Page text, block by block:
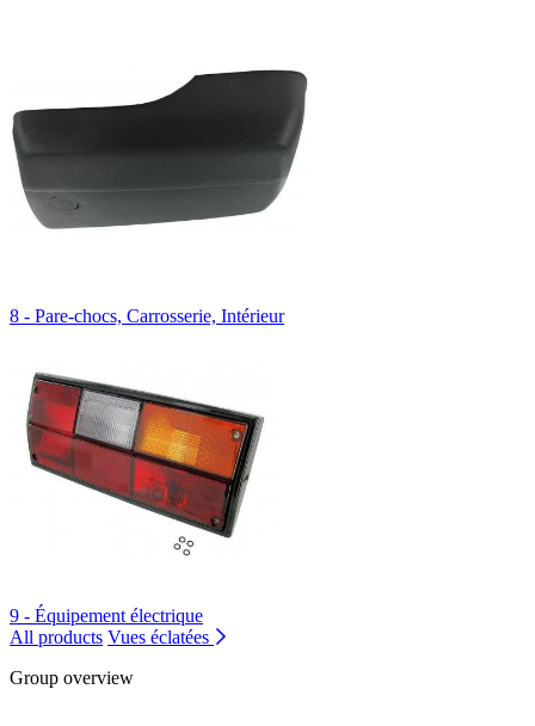
8 - Pare-chocs, Carrosserie, Intérieur
9 - Équipement électrique
All products Vues éclatées
Group overview